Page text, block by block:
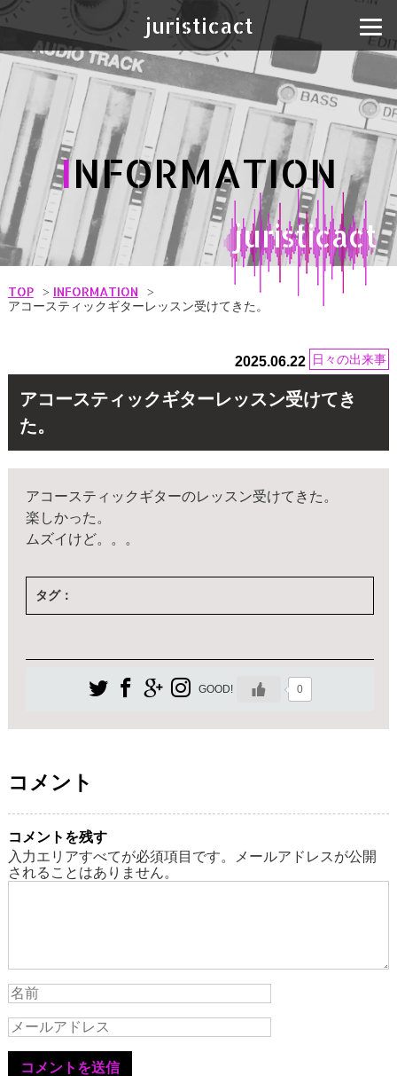
juristicact
INFORMATION
juristicact
TOP
INFORMATION
アコースティックギターレッスン受けてきた。
2025.06.22 日々の出来事
アコースティックギターレッスン受けてき
た。
アコースティックギターのレッスン受けてきた。
楽しかった。
ムズイけど。。。
タグ：
GOOD! 0
コメント
コメントを残す
入力エリアすべてが必須項目です。メールアドレスが公開
されることはありません。